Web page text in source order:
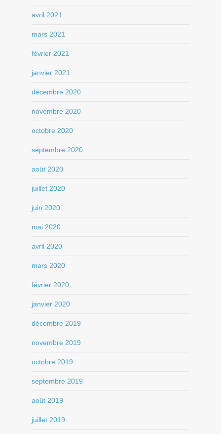
avril 2021
mars 2021
février 2021
janvier 2021
décembre 2020
novembre 2020
octobre 2020
septembre 2020
août 2020
juillet 2020
juin 2020
mai 2020
avril 2020
mars 2020
février 2020
janvier 2020
décembre 2019
novembre 2019
octobre 2019
septembre 2019
août 2019
juillet 2019